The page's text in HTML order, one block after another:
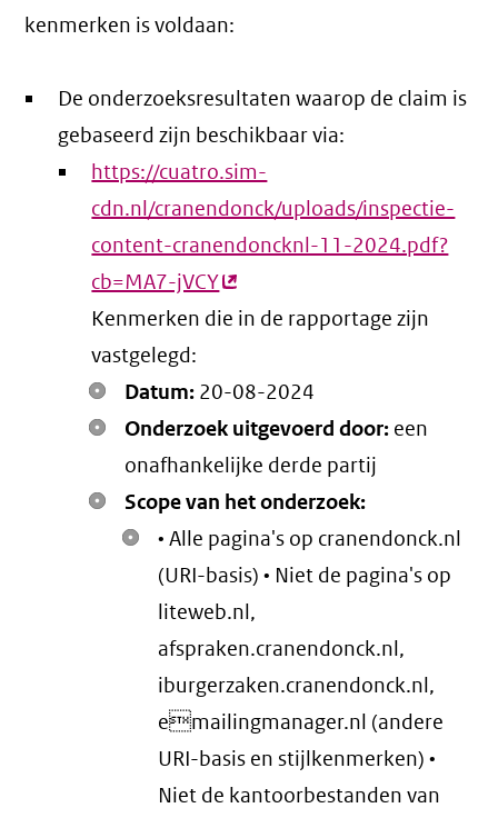
kenmerken is voldaan:
De onderzoeksresultaten waarop de claim is
gebaseerd zijn beschikbaar via:
https://cuatro.sim-
cdn.nl/cranendonck/uploads/inspectie-
content-cranendoncknl-11-2024.pdf?
cb=MA7-jVCY(externe
link)
Kenmerken die in de rapportage zijn
vastgelegd:
Datum: 20-08-2024
Onderzoek uitgevoerd door: een
onafhankelijke derde partij
Scope van het onderzoek:
• Alle pagina's op cranendonck.nl
(URI-basis) • Niet de pagina's op
liteweb.nl,
afspraken.cranendonck.nl,
iburgerzaken.cranendonck.nl,
emailingmanager.nl (andere
URI-basis en stijlkenmerken) •
Niet de kantoorbestanden van